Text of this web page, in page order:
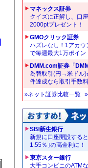
マネックス証券
クイズに正解し、口
2000ptプレゼント！
GMOクリック証券
ハズレなし！1アカウ
で毎週最大1万ポイン
DMM.com証券「DMM
為替取引(円→米ドル)
件達成なら取引手数
»ネット証券比較一覧
SBI新生銀行
新規に口座開設する
1.55％｣の高金利に！
東京スター銀行
大手コンビニのATM